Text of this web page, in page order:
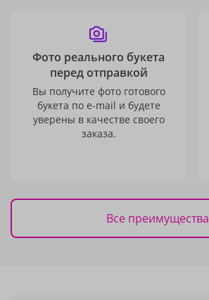
Фото реального букета
перед отправкой
Вы получите фото готового
букета по e-mail и будете
уверены в качестве своего
заказа.
Все преимущества